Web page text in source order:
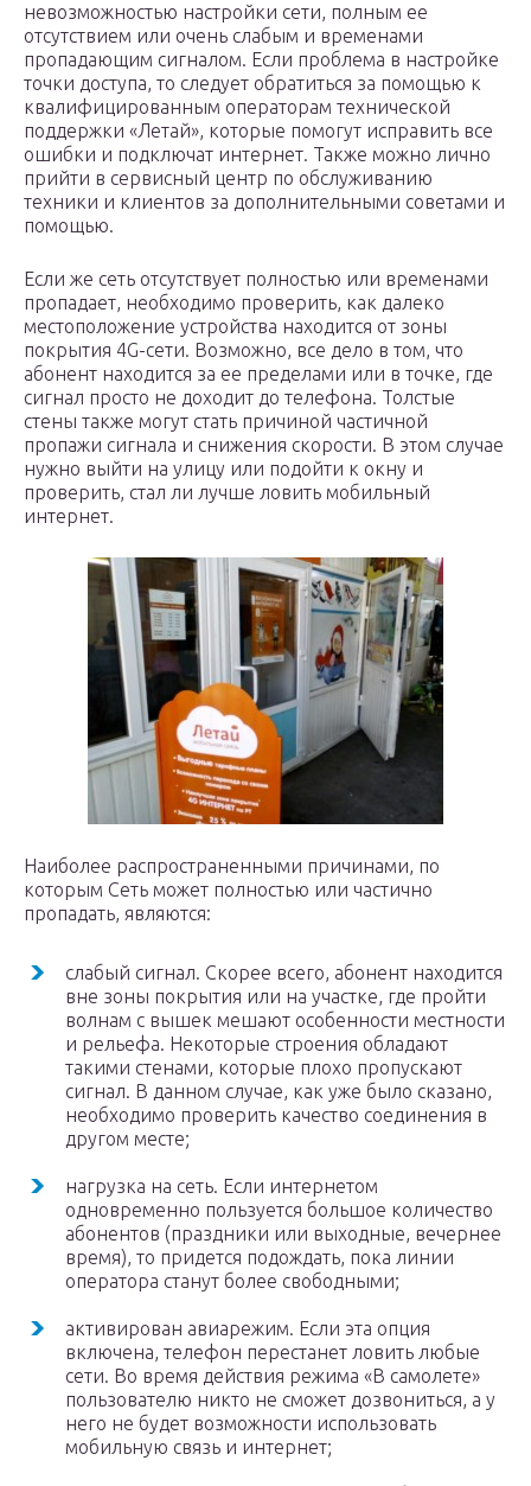
невозможностью настройки сети, полным ее
отсутствием или очень слабым и временами
пропадающим сигналом. Если проблема в настройке
точки доступа, то следует обратиться за помощью к
квалифицированным операторам технической
поддержки «Летай», которые помогут исправить все
ошибки и подключат интернет. Также можно лично
прийти в сервисный центр по обслуживанию
техники и клиентов за дополнительными советами и
помощью.
Если же сеть отсутствует полностью или временами
пропадает, необходимо проверить, как далеко
местоположение устройства находится от зоны
покрытия 4G-сети. Возможно, все дело в том, что
абонент находится за ее пределами или в точке, где
сигнал просто не доходит до телефона. Толстые
стены также могут стать причиной частичной
пропажи сигнала и снижения скорости. В этом случае
нужно выйти на улицу или подойти к окну и
проверить, стал ли лучше ловить мобильный
интернет.
Наиболее распространенными причинами, по
которым Сеть может полностью или частично
пропадать, являются:
слабый сигнал. Скорее всего, абонент находится
вне зоны покрытия или на участке, где пройти
волнам с вышек мешают особенности местности
и рельефа. Некоторые строения обладают
такими стенами, которые плохо пропускают
сигнал. В данном случае, как уже было сказано,
необходимо проверить качество соединения в
другом месте;
нагрузка на сеть. Если интернетом
одновременно пользуется большое количество
абонентов (праздники или выходные, вечернее
время), то придется подождать, пока линии
оператора станут более свободными;
активирован авиарежим. Если эта опция
включена, телефон перестанет ловить любые
сети. Во время действия режима «В самолете»
пользователю никто не сможет дозвониться, а у
него не будет возможности использовать
мобильную связь и интернет;